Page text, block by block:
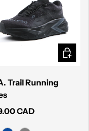
Trail Running
CAD